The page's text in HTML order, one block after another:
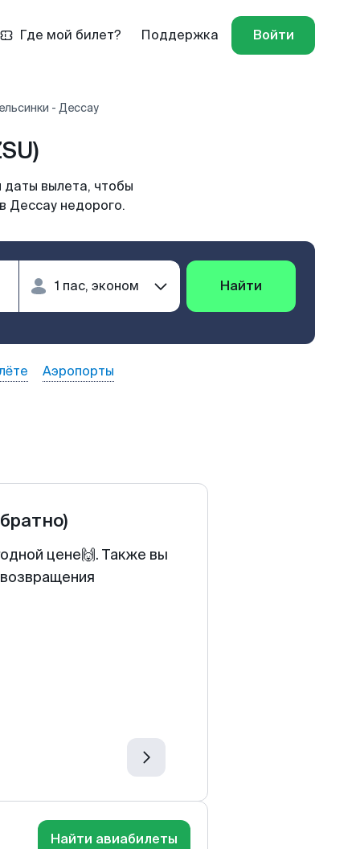
Где мой билет? Поддержка Войти
- Дессау
вылета, чтобы
Дессау недорого.
Найти
Аэропорты
цене🙌. Также вы
Найти авиабилеты